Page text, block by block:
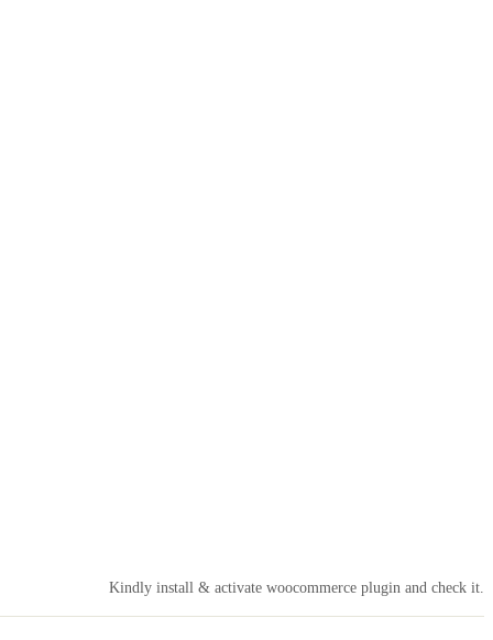
Kindly install & activate woocommerce plugin and check it.